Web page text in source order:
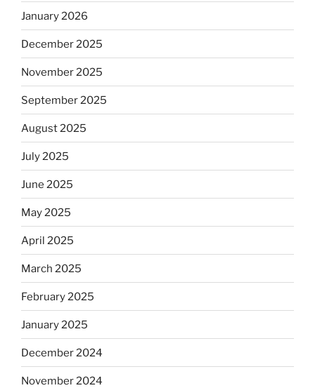
January 2026
December 2025
November 2025
September 2025
August 2025
July 2025
June 2025
May 2025
April 2025
March 2025
February 2025
January 2025
December 2024
November 2024